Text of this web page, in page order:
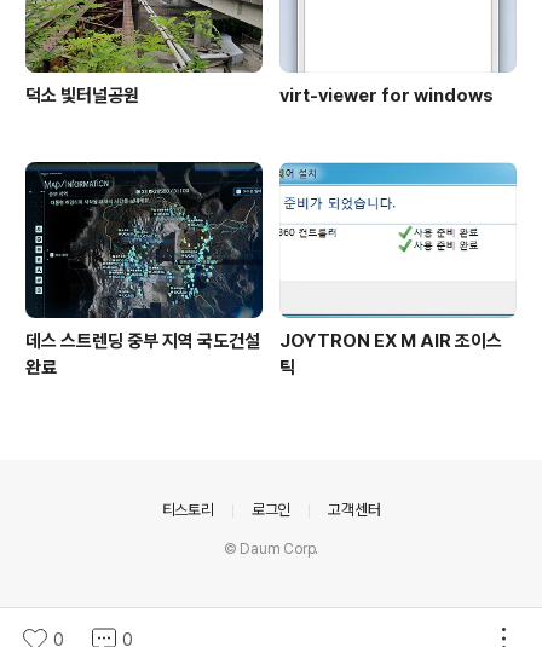
덕소 빛터널공원 virt-viewer for windows
데스 스트렌딩 중부 지역 국도건설
완료
JOYTRON EX M AIR 조이스
틱
0 0
티스토리 로그인 고객센터
© Daum Corp.